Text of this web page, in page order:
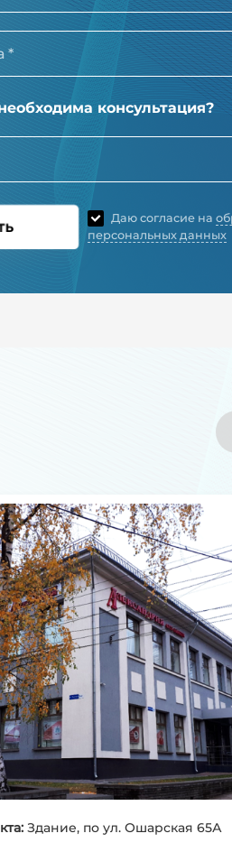
консультация?
Даю согласие на
персональных данных
Здание, по ул. Ошарская 65А